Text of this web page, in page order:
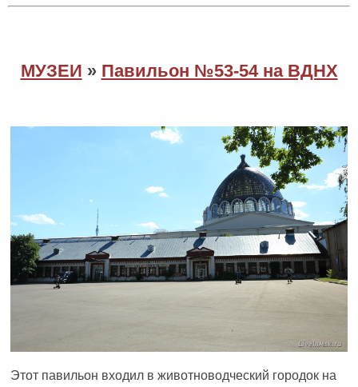
МУЗЕИ » Павильон №53-54 на ВДНХ
Этот павильон входил в животноводческий городок на